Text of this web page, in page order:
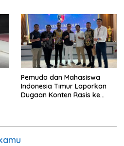
Pemuda dan Mahasiswa
Indonesia Timur Laporkan
Dugaan Konten Rasis ke